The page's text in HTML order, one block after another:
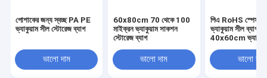
পোশাকের জন্য স্বচ্ছ PA PE
ভ্যাকুয়াম সীল স্টোরেজ ব্যাগ
ভালো দাম
60x80cm 70 থেকে 100
মাইক্রন ভ্যাকুয়াম সাকশন
স্টোরেজ ব্যাগ
ভালো দাম
পিএ RoHS স্পেস
ভ্যাকুয়াম সীল ব্যাগ,
40x60cm ভ্যাকুয়াম
ভালো দাম